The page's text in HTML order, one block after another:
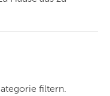
filtern.